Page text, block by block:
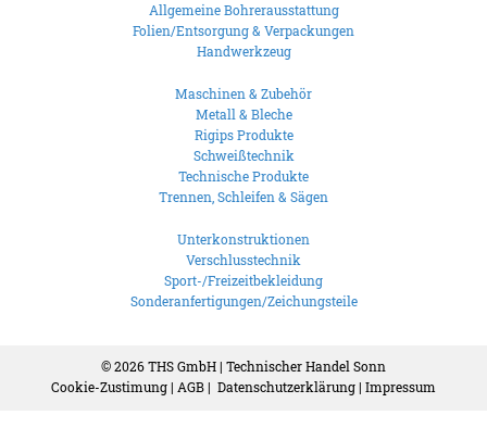
Allgemeine Bohrerausstattung
Folien/Entsorgung & Verpackungen
Handwerkzeug
Maschinen & Zubehör
Metall & Bleche
Rigips Produkte
Schweißtechnik
Technische Produkte
Trennen, Schleifen & Sägen
Unterkonstruktionen
Verschlusstechnik
Sport-/Freizeitbekleidung
Sonderanfertigungen/Zeichungsteile
© 2026THS GmbH | Technischer Handel Sonn
Cookie-Zustimung| AGB| Datenschutzerklärung| Impressum